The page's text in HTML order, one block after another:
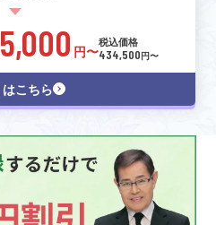
円〜
税込価格
434,500円〜
こちら